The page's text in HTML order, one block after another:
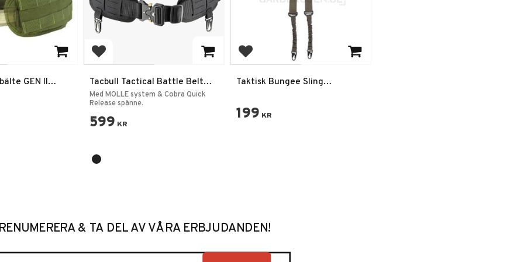
GEN II
Lägg till i favoriter
Tacbull Tactical Battle Belt
MOLLE Snake Buckle
Med MOLLE system & Cobra Quick
Release spänne.
599 KR
Lägg till i favoriter
Taktisk Bungee Sling
199 KR
& TA DEL AV VÅRA ERBJUDANDEN!